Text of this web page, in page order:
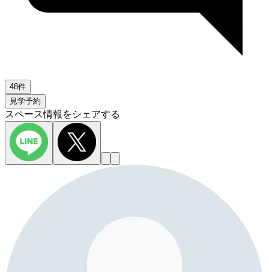
48件
見学予約
スペース情報をシェアする